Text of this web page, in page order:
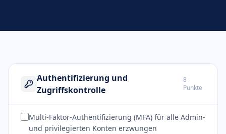
Authentifizierung und
Zugriffskontrolle
8
Punkte
Multi-Faktor-Authentifizierung (MFA) für alle Admin-
und privilegierten Konten erzwungen